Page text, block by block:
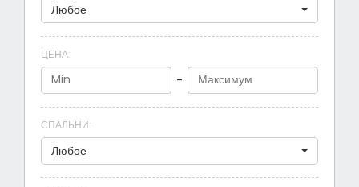
Любое
ЦЕНА:
-
СПАЛЬНИ:
Любое